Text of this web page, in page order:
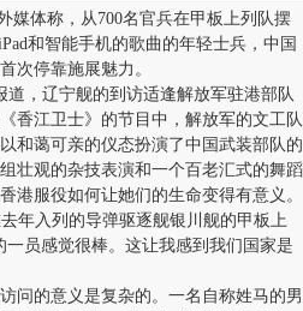
体称，从700名官兵在甲板上列队摆
和智能手机的歌曲的年轻士兵，中国
次停靠施展魅力。
，辽宁舰的到访适逢解放军驻港部队
香江卫士》的节目中，解放军的文工队
和蔼可亲的仪态扮演了中国武装部队的
壮观的杂技表演和一个百老汇式的舞蹈
服役如何让她们的生命变得有意义。
入列的导弹驱逐舰银川舰的甲板上
员感觉很棒。这让我感到我们国家是
的意义是复杂的。一名自称姓马的男